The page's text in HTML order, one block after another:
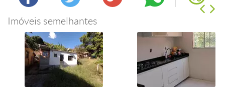
Imóveis semelhantes